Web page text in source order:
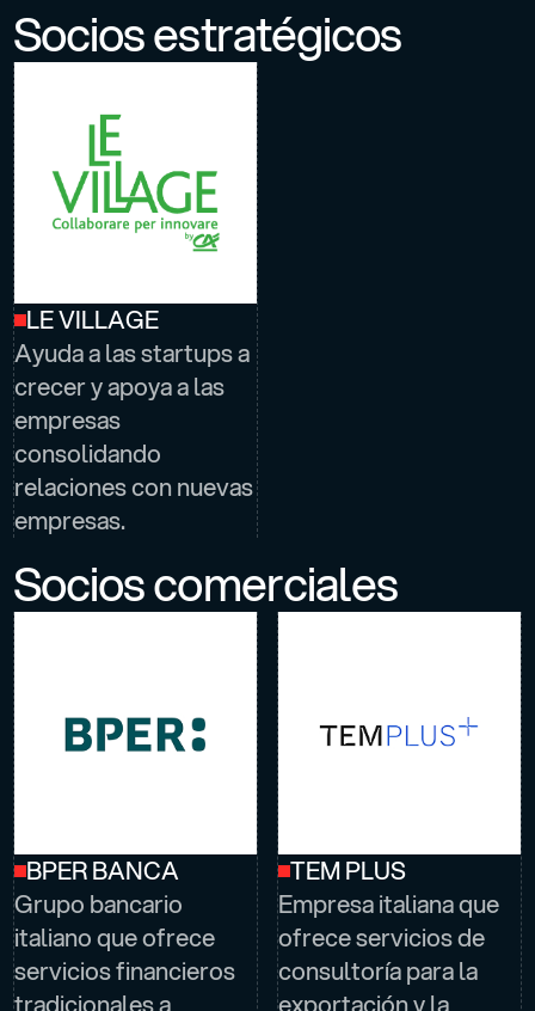
Socios estratégicos
LE VILLAGE
Ayuda a las startups a
crecer y apoya a las
empresas
consolidando
relaciones con nuevas
empresas.
Socios comerciales
BPER BANCA
Grupo bancario
italiano que ofrece
servicios financieros
TEM PLUS
Empresa italiana que
ofrece servicios de
consultoría para la